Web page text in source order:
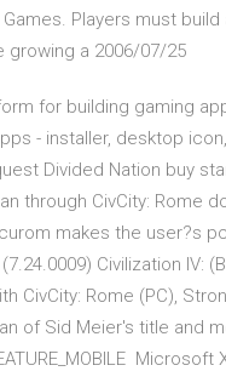
Players must
growing a 2006/07/25
for building gaming
- installer, desktop
Divided Nation buy
through CivCity: Rome
makes the user?s
Civilization IV:
CivCity: Rome (PC),
of Sid Meier's title and